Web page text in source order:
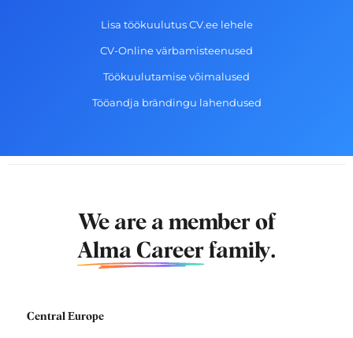
Lisa töökuulutus CV.ee lehele
CV-Online värbamisteenused
Töökuulutamise võimalused
Tööandja brändingu lahendused
We are a member of
Alma Career family.
Central Europe